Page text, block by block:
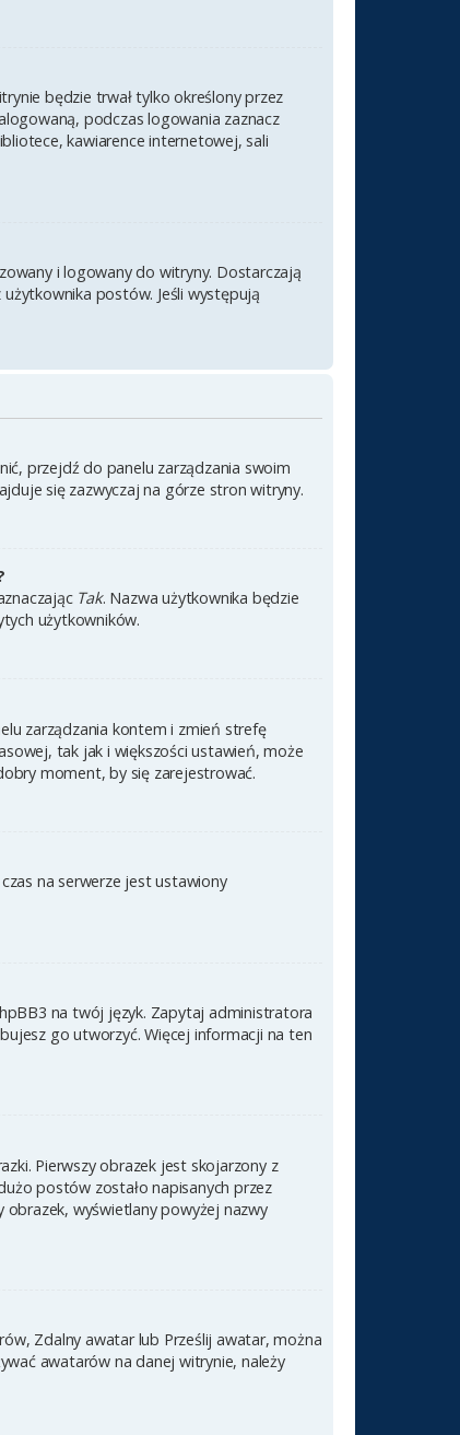
będzie trwał tylko określony przez
podczas logowania zaznacz
kawiarence internetowej, sali
i logowany do witryny. Dostarczają
postów. Jeśli występują
przejdź do panelu zarządzania swoim
się zazwyczaj na górze stron witryny.
Tak. Nazwa użytkownika będzie
użytkowników.
zarządzania kontem i zmień strefę
tak jak i większości ustawień, może
moment, by się zarejestrować.
na serwerze jest ustawiony
na twój język. Zapytaj administratora
go utworzyć. Więcej informacji na ten
Pierwszy obrazek jest skojarzony z
postów zostało napisanych przez
wyświetlany powyżej nazwy
Zdalny awatar lub Prześlij awatar, można
awatarów na danej witrynie, należy